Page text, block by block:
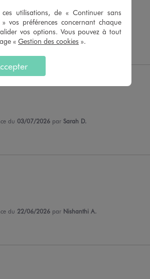
du09/07/2026 parDominique Q.
du 03/07/2026 par Sarah D.
du 22/06/2026 par Nishanthi A.
utilisations, de « Continuer sans
» vos préférences concernant chaque
vos options. Vous pouvez à tout
« Gestion des cookies ».